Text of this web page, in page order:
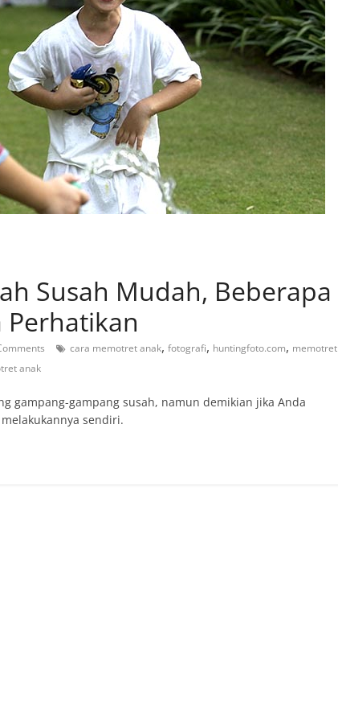
Susah Mudah, Beberapa
Perhatikan
cara memotret anak, fotografi, huntingfoto.com, memotret
anak
gampang-gampang susah, namun demikian jika Anda
sendiri.